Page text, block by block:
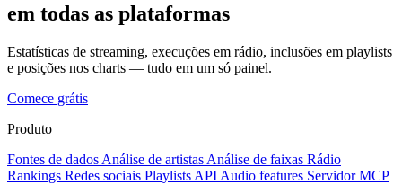
em todas as plataformas
Estatísticas de streaming, execuções em rádio, inclusões em playlists
e posições nos charts — tudo em um só painel.
Comece grátis
Produto
Fontes de dados Análise de artistas Análise de faixas Rádio
Rankings Redes sociais Playlists API Audio features Servidor MCP